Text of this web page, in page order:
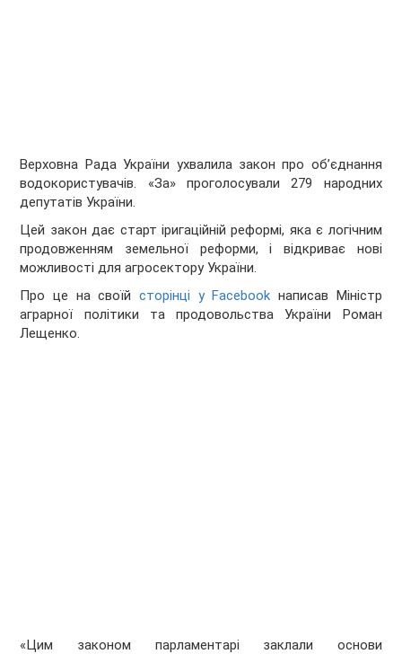
Верховна Рада України ухвалила закон про об’єднання
водокористувачів. «За» проголосували 279 народних
депутатів України.
Цей закон дає старт іригаційній реформі, яка є логічним
продовженням земельної реформи, і відкриває нові
можливості для агросектору України.
Про це на своїй сторінці у Facebook написав Міністр
аграрної політики та продовольства України Роман
Лещенко.
«Цим законом парламентарі заклали основи